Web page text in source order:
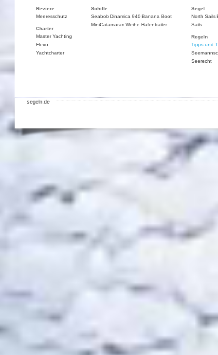
Reviere
Meeresschutz
Charter
Master Yachting
Flevo
Yachtcharter
Schiffe
Seabob Dinamica 940Banana Boot
MiniCatamaran Weihe Hafentrailer
Segel
North Sails
Sails
Regeln
Tipps und
Seerecht
segeln.de